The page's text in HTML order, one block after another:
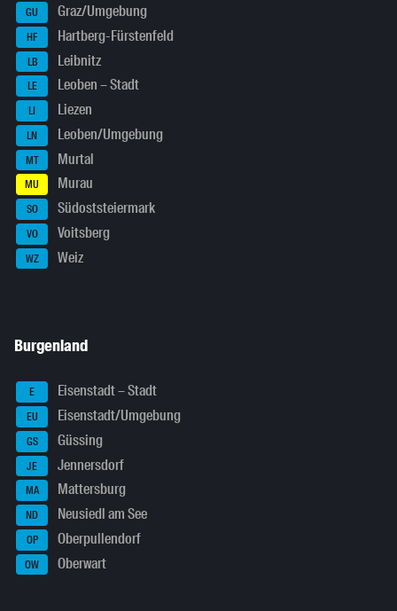
GU Graz/Umgebung
HF Hartberg-Fürstenfeld
LB Leibnitz
LE Leoben – Stadt
LI Liezen
LN Leoben/Umgebung
MT Murtal
MU Murau
SO Südoststeiermark
VO Voitsberg
WZ Weiz
Burgenland
E Eisenstadt – Stadt
EU Eisenstadt/Umgebung
GS Güssing
JE Jennersdorf
MA Mattersburg
ND Neusiedl am See
OP Oberpullendorf
OW Oberwart